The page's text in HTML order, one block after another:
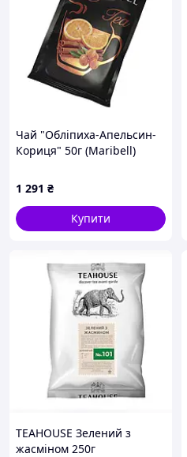
Чай "Обліпиха-Апельсин-
Кориця" 50г (Maribell)
1 291 ₴
Купити
TEAHOUSE Зелений з
жасміном 250г